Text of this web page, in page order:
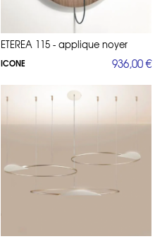
ETEREA 115 - applique noyer
ICONE 936,00 €